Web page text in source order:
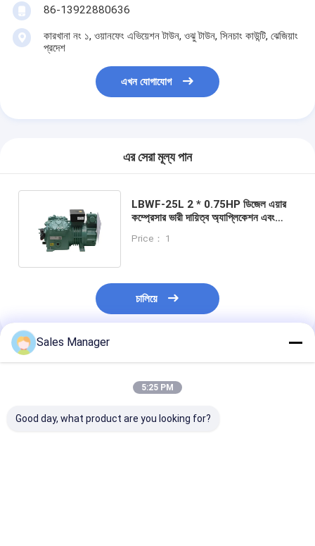
86-13922880636
কারখানা নং ১, ওয়ানফেং এভিয়েশন টাউন, ওঝু টাউন, সিনচাং কাউন্টি, ঝেজিয়াং
প্রদেশ
এখন যোগাযোগ
এর সেরা মূল্য পান
LBWF-25L 2 * 0.75HP ডিজেল এয়ার
কম্প্রেসার ভারী দায়িত্ব অ্যাপ্লিকেশন এবং
Price： 1
চালিয়ে
প্রস্তাবিত পণ্য
Sales Manager
5:25 PM
Good day, what product are you looking for?